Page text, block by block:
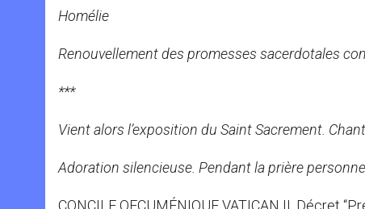
Homélie
Renouvellement des promesses sacerdotales
***
Vient alors l’exposition du Saint Sacrement. Chant
Adoration silencieuse. Pendant la prière
CONCILE OECUMÉNIQUE VATICAN II, Décret